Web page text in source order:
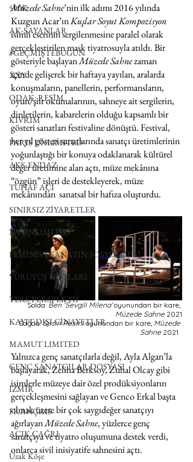
500K
AK-SAYANLAR
#GEÇMİŞTEBUGÜN
XXY
ODAK: RESİM
KIVRIM
PARIS UNLIMITED
AKS-ENDAZ
TUHAF AÇI
SINIRSIZ ZİYARETLER
NY UNLIMITED
FEMİNİST SANATIN SOSYOLOJİSİ
YÜRÜYÜŞ NOTLARI
TERS PERSPEKTİF
KAYIT DIŞI CİNAYETLER
MAMUT LIMITED
GENÇ SANATÇILAR DOSYASI
İZMİR
FRANÇAIS
AÇIK ÇAĞRI
Uzak Köşe
Müzede Sahne’nin ilk adımı 2016 yılında
Kuzgun Acar’ın Kuşlar Soyut Kompozisyon
isimli eserinin sergilenmesine paralel olarak
gerçekleştirilen mask tiyatrosuyla atıldı. Bir
gösteriyle başlayan Müzede Sahne zaman
içinde gelişerek bir haftaya yayılan, aralarda
konuşmaların, panellerin, performansların,
oyun/şiir okumalarının, sahneye ait sergilerin,
dinletilerin, kabarelerin olduğu kapsamlı bir
gösteri sanatları festivaline dönüştü. Festival,
her yıl gösteri sanatlarında sanatçı üretimlerinin
yoğunlaştığı bir konuya odaklanarak kültürel
değer üretimine alan açtı, müze mekânına
“özgün” işleri de destekleyerek, müze
mekânından  sanatsal bir hafıza oluşturdu.
Solda: Ben ‘Sevgili Milena’ oyunundan bir kare,
Müzede Sahne 2021
Sağda: Sesin Resmi oyunundan bir kare, Müzede
Sahne 2021
Yalnızca genç sanatçılarla değil, Ayla Algan’la
başlayarak, Zeliha Berksoy, Zuhal Olcay gibi
isimlerle müzeye dair özel prodüksiyonların
gerçekleşmesini sağlayan ve Genco Erkal başta
olmak üzere bir çok saygıdeğer sanatçıyı
ağırlayan Müzede Sahne, yüzlerce genç
sanatçıya ve tiyatro oluşumuna destek verdi,
onlarca sivil inisiyatife sahnesini açtı.